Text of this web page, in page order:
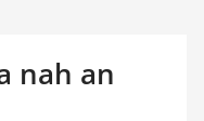
nah an